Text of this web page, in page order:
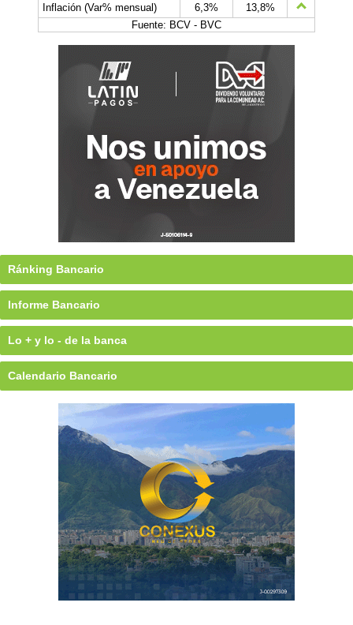
Inflación (Var% mensual)
6,3%
13,8%
Fuente: BCV - BVC
Ránking Bancario
Informe Bancario
Lo + y lo - de la banca
Calendario Bancario